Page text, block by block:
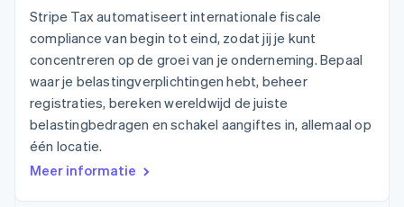
Data gekoppelde
rekeningen
Meer
Product roadmap
Ontdek wat er in het verschiet ligt
Radar
Gaming
Horeca, reizen en vrije
tijd
Verzekering
Media en entertainment
Non-profitorganisaties
Publieke sector
Bronnen
App-integraties
Voorbeelden van code
Developerblog
API-status
Neem contact op
Partner worden
Stripe Tax automatiseert internationale fiscale
compliance van begin tot eind, zodat jij je kunt
concentreren op de groei van je onderneming. Bepaal
waar je belastingverplichtingen hebt, beheer
registraties, bereken wereldwijd de juiste
belastingbedragen en schakel aangiftes in, allemaal op
één locatie.
Meer informatie